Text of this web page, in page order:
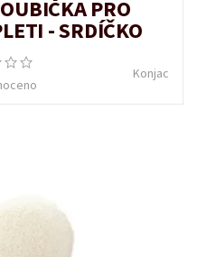
PRO
- SRDÍČKO
Konjac